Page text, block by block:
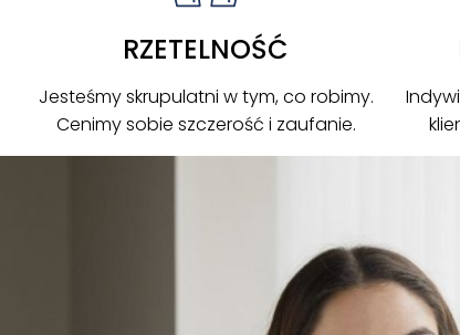
RZETELNOŚĆ
Jesteśmy skrupulatni w tym, co robimy.
Cenimy sobie szczerość i zaufanie.